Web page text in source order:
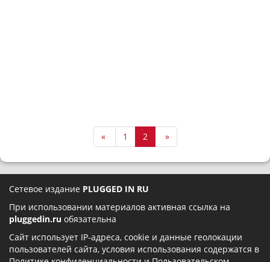
« 1 2 »
Сетевое издание PLUGGED IN RU
При использовании материалов активная ссылка на
pluggedin.ru обязательна
Сайт использует IP-адреса, cookie и данные геолокации
пользователей сайта, условия использования содержатся в